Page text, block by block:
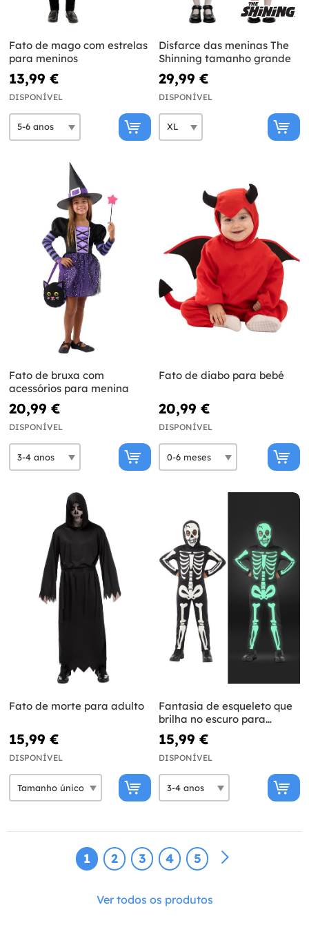
Fato de mago com estrelas
para meninos
13,99 €
DISPONÍVEL
Disfarce das meninas The
Shinning tamanho grande
29,99 €
DISPONÍVEL
Fato de bruxa com
acessórios para menina
20,99 €
DISPONÍVEL
Fato de diabo para bebé
20,99 €
DISPONÍVEL
Fato de morte para adulto
15,99 €
DISPONÍVEL
Fantasia de esqueleto que
brilha no escuro para
menino
15,99 €
DISPONÍVEL
1 2 3 4 5
Ver todos os produtos